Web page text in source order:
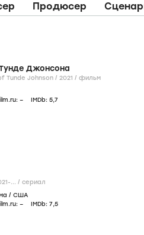
Продюсер
Джонсона
The Obituary of Tunde Johnson / 2021 / фильм
– IMDb: 5,7
... / сериал
/ США
– IMDb: 7,5